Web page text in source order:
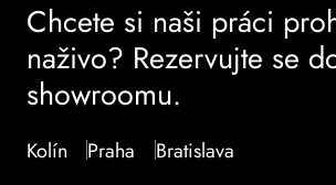
Chcete si naši práci
naživo? Rezervujte se
showroomu.
Kolín Praha Bratislava